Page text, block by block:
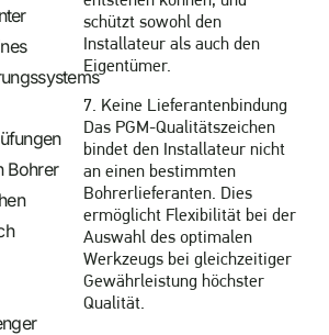
Bohrer
schützt sowohl den
Installateur als auch den
Eigentümer.
7. Keine Lieferantenbindung
Das PGM-Qualitätszeichen
bindet den Installateur nicht
an einen bestimmten
Bohrerlieferanten. Dies
ermöglicht Flexibilität bei der
Auswahl des optimalen
Werkzeugs bei gleichzeitiger
Gewährleistung höchster
Qualität.